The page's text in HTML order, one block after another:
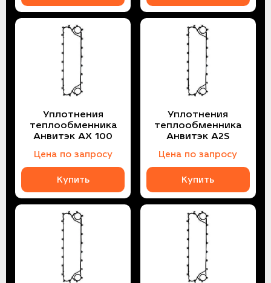
Уплотнения
теплообменника
Анвитэк AX 100
Цена по запросу
Купить
Уплотнения
теплообменника
Анвитэк A2S
Цена по запросу
Купить